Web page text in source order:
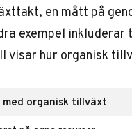
en mått på
exempel
visar hur organisk
med organisk tillväxt